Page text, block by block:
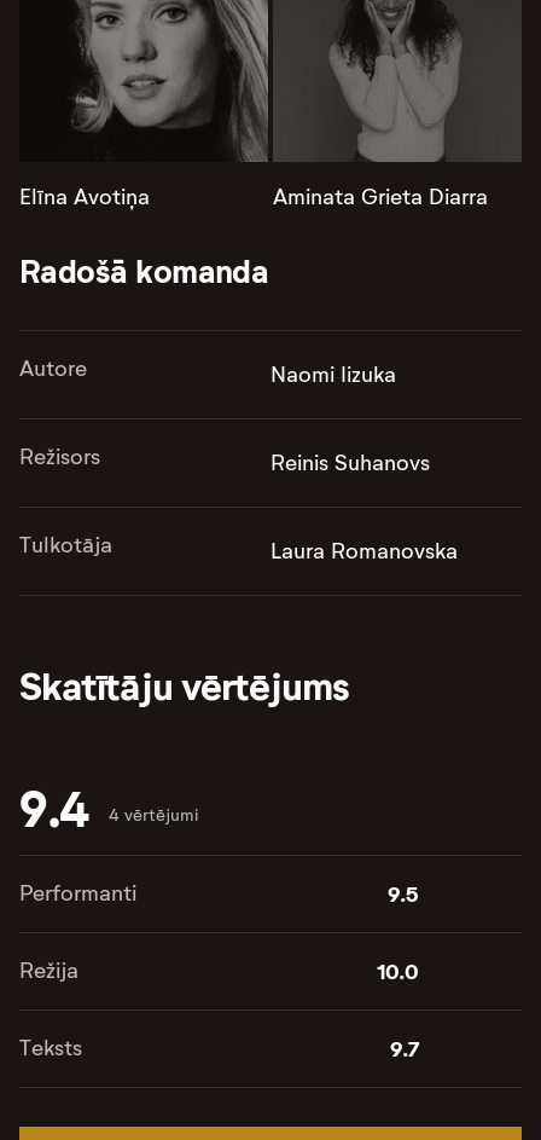
Elīna Avotiņa Aminata Grieta Diarra
Radošā komanda
Autore Naomi Iizuka
Režisors Reinis Suhanovs
Tulkotāja Laura Romanovska
Skatītāju vērtējums
9.4 4 vērtējumi
Performanti 9.5
Režija 10.0
Teksts 9.7